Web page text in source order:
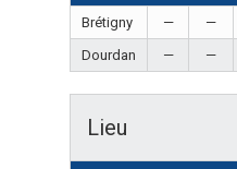
Brétigny — —
Dourdan
— —
Lieu